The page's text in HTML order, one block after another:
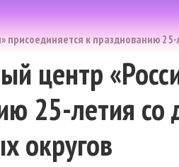
присоединяется к празднованию
центр
25-летия со
округов